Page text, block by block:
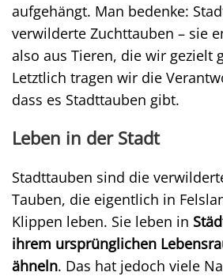
aufgehängt. Man bedenke:
verwilderte Zuchttauben – sie
also aus Tieren, die wir gezielt
Letztlich tragen wir die
dass es Stadttauben gibt.
Leben in der Stadt
Stadttauben sind die
Tauben, die eigentlich in
Klippen leben. Sie leben in
ihrem ursprünglichen
ähneln. Das hat jedoch viele